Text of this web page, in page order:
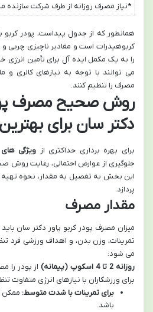
*نیاز مصرف روزانه از طرف شرکت
همانطور که از جدول پیداست، پودر کربو
کربوهیدرات است و مقادیر ناچیزی چربی
را به یک مکمل ایده آل برای تأمین انرژی
می توانند با توجه به نیازهای کالری و
مصرف را تنظیم کنند.
روش صحیح مصرف
دکتر سان برای
برای بهره برداری حداکثری از ویژگی
جلوگیری از عوارض احتمالی، رعایت
این بخش به تفصیل به مقدار، نحوه
پردازد.
مقدار مصرف
میزان مصرف پودر کربو پاور دکتر سان
تمرینات، وزن بدن، و اهداف ورزشی فرد
می شود:
روزانه 2 تا 4 اسکوپ (پیمانه)
از پودر را
برای ورزشکاران با نیازهای انرژی متفاوت
برای تمرینات با شدت متوسط:
باشد.